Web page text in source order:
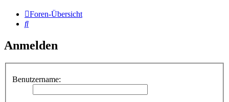
Foren-Übersicht
Suche
Anmelden
Benutzername: